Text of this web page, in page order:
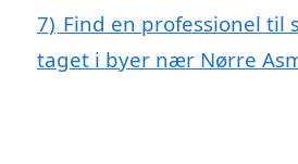
7) Find en professionel til
taget i byer nær Nørre